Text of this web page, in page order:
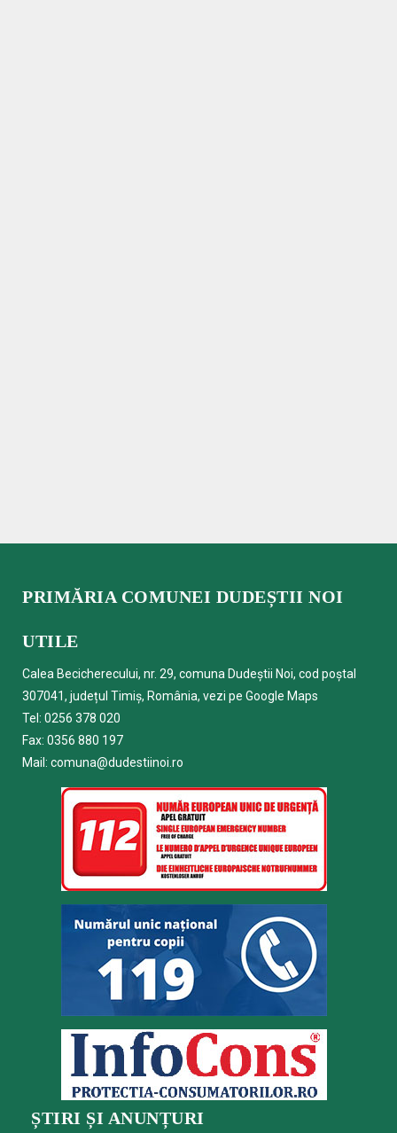
PRIMĂRIA COMUNEI DUDEȘTII NOI
UTILE
Calea Becicherecului, nr. 29, comuna Dudeștii Noi, cod poștal
307041, județul Timiș, România, vezi pe Google Maps
Tel: 0256 378 020
Fax: 0356 880 197
Mail: comuna@dudestiinoi.ro
ȘTIRI ȘI ANUNȚURI